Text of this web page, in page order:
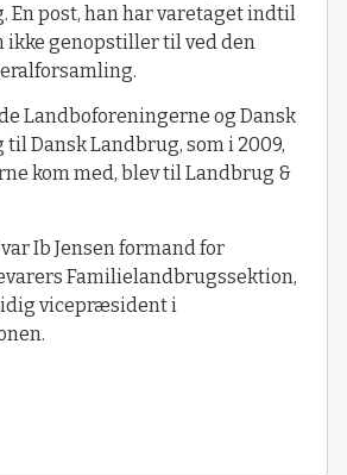
En post, han har varetaget indtil
ikke genopstiller til ved den
Landboforeningerne og Dansk
Dansk Landbrug, som i 2009,
kom med, blev til Landbrug &
Ib Jensen formand for
Familielandbrugssektion,
vicepræsident i